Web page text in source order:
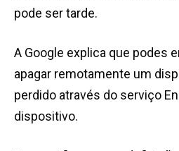
pode ser tarde.
A Google explica que podes
apagar remotamente um
perdido através do serviço
dispositivo.